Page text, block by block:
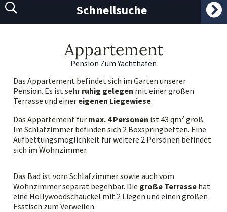
Schnellsuche
Appartement
Pension Zum Yachthafen
Das Appartement befindet sich im Garten unserer
Pension. Es ist sehr ruhig gelegen mit einer großen
Terrasse und einer eigenen Liegewiese.
Das Appartement für max. 4 Personen ist 43 qm² groß.
Im Schlafzimmer befinden sich 2 Boxspringbetten. Eine
Aufbettungsmöglichkeit für weitere 2 Personen befindet
sich im Wohnzimmer.
Das Bad ist vom Schlafzimmer sowie auch vom
Wohnzimmer separat begehbar. Die große Terrasse hat
eine Hollywoodschauckel mit 2 Liegen und einen großen
Esstisch zum Verweilen.